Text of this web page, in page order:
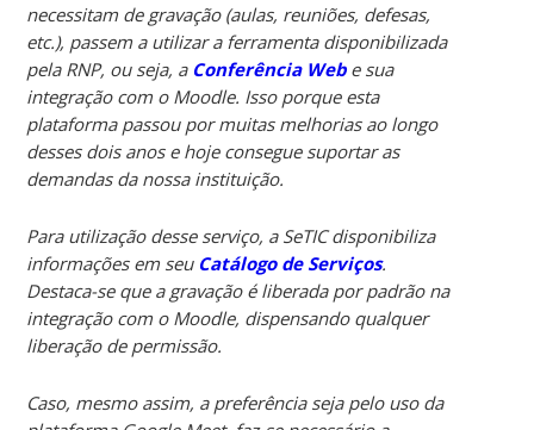
necessitam de gravação (aulas, reuniões, defesas,
etc.), passem a utilizar a ferramenta disponibilizada
pela RNP, ou seja, a Conferência Webe sua
integração com o Moodle. Isso porque esta
plataforma passou por muitas melhorias ao longo
desses dois anos e hoje consegue suportar as
demandas da nossa instituição.
Para utilização desse serviço, a SeTIC disponibiliza
informações em seu Catálogo de Serviços.
Destaca-se que a gravação é liberada por padrão na
integração com o Moodle, dispensando qualquer
liberação de permissão.
Caso, mesmo assim, a preferência seja pelo uso da